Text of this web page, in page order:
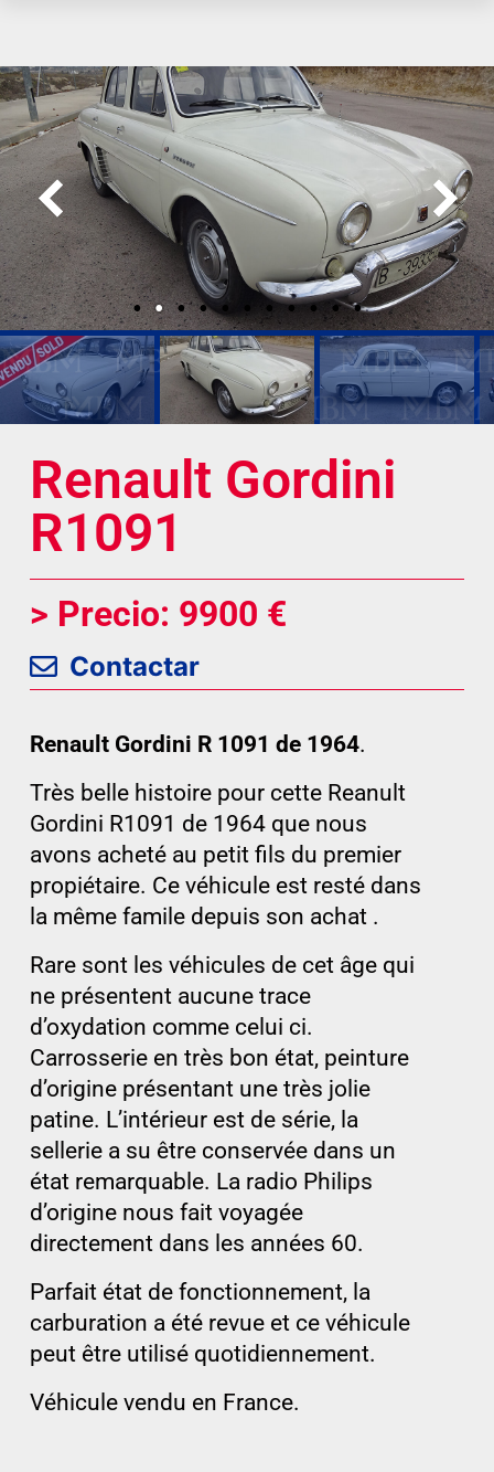
Renault Gordini
R1091
> Precio: 9900 €
Contactar
Renault Gordini R 1091 de 1964.
Très belle histoire pour cette Reanult
Gordini R1091 de 1964 que nous
avons acheté au petit fils du premier
propiétaire. Ce véhicule est resté dans
la même famile depuis son achat .
Rare sont les véhicules de cet âge qui
ne présentent aucune trace
d’oxydation comme celui ci.
Carrosserie en très bon état, peinture
d’origine présentant une très jolie
patine. L’intérieur est de série, la
sellerie a su être conservée dans un
état remarquable. La radio Philips
d’origine nous fait voyagée
directement dans les années 60.
Parfait état de fonctionnement, la
carburation a été revue et ce véhicule
peut être utilisé quotidiennement.
Véhicule vendu en France.